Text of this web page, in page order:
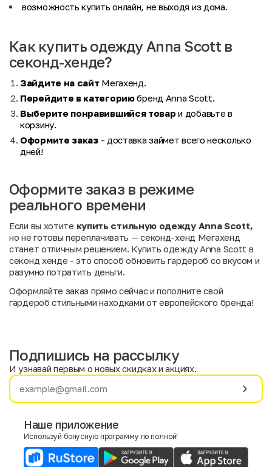
возможность купить онлайн, не выходя из дома.
Как купить одежду Anna Scott в
секонд-хенде?
Зайдите на сайт Мегахенд.
Перейдите в категориюбренд Anna Scott.
Выберите понравившийся товари добавьте в
корзину.
Оформите заказ- доставка займет всего несколько
дней!
Оформите заказ в режиме
реального времени
Если вы хотите купить стильную одежду Anna Scott,
но не готовы переплачивать — секонд-хенд Мегахенд
станет отличным решением. Купить одежду Anna Scott в
секонд хенде - это способ обновить гардероб со вкусом и
разумно потратить деньги.
Оформляйте заказ прямо сейчас и пополните свой
гардероб стильными находками от европейского бренда!
Имя
E-mail
Подпишись на рассылку
И узнавай первым о новых скидках и акциях.
Наше приложение
Используй бонусную программу по полной!